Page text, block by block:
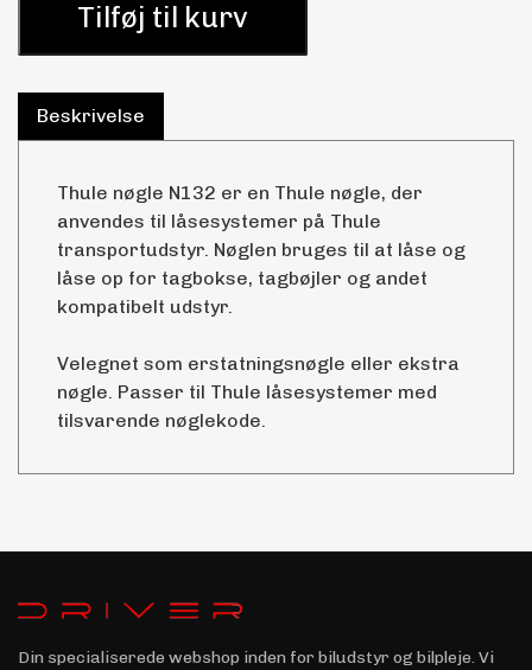
Tilføj til kurv
Beskrivelse
Thule nøgle N132 er en Thule nøgle, der
anvendes til låsesystemer på Thule
transportudstyr. Nøglen bruges til at låse og
låse op for tagbokse, tagbøjler og andet
kompatibelt udstyr.
Velegnet som erstatningsnøgle eller ekstra
nøgle. Passer til Thule låsesystemer med
tilsvarende nøglekode.
Din specialiserede webshop inden for biludstyr og bilpleje. Vi